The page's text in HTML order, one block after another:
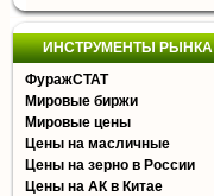
ИНСТРУМЕНТЫ РЫНКА
ФуражСТАТ
Мировые биржи
Мировые цены
Цены на масличные
Цены на зерно в России
Цены на АК в Китае